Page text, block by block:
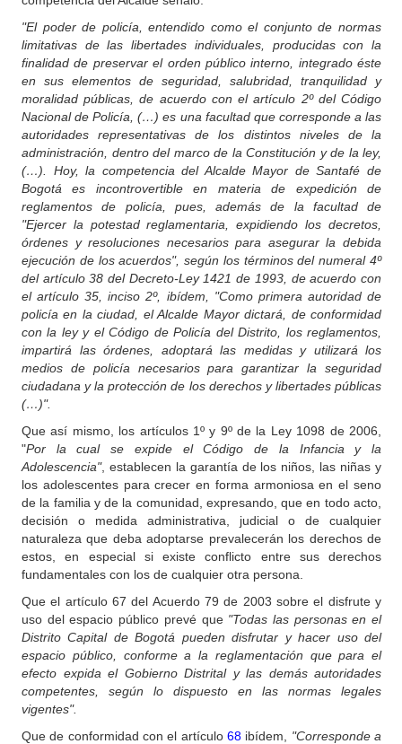
"El poder de policía, entendido como el conjunto de normas
limitativas de las libertades individuales, producidas con la
finalidad de preservar el orden público interno, integrado éste
en sus elementos de seguridad, salubridad, tranquilidad y
moralidad públicas, de acuerdo con el artículo 2º del Código
Nacional de Policía, (…) es una facultad que corresponde a las
autoridades representativas de los distintos niveles de la
administración, dentro del marco de la Constitución y de la ley,
(…). Hoy, la competencia del Alcalde Mayor de Santafé de
Bogotá es incontrovertible en materia de expedición de
reglamentos de policía, pues, además de la facultad de
"Ejercer la potestad reglamentaria, expidiendo los decretos,
órdenes y resoluciones necesarios para asegurar la debida
ejecución de los acuerdos", según los términos del numeral 4º
del artículo 38 del Decreto-Ley 1421 de 1993, de acuerdo con
el artículo 35, inciso 2º, ibídem, "Como primera autoridad de
policía en la ciudad, el Alcalde Mayor dictará, de conformidad
con la ley y el Código de Policía del Distrito, los reglamentos,
impartirá las órdenes, adoptará las medidas y utilizará los
medios de policía necesarios para garantizar la seguridad
ciudadana y la protección de los derechos y libertades públicas
(…)".
Que así mismo, los artículos 1º y 9º de la Ley 1098 de 2006,
"Por la cual se expide el Código de la Infancia y la
Adolescencia", establecen la garantía de los niños, las niñas y
los adolescentes para crecer en forma armoniosa en el seno
de la familia y de la comunidad, expresando, que en todo acto,
decisión o medida administrativa, judicial o de cualquier
naturaleza que deba adoptarse prevalecerán los derechos de
estos, en especial si existe conflicto entre sus derechos
fundamentales con los de cualquier otra persona.
Que el artículo 67 del Acuerdo 79 de 2003 sobre el disfrute y
uso del espacio público prevé que "Todas las personas en el
Distrito Capital de Bogotá pueden disfrutar y hacer uso del
espacio público, conforme a la reglamentación que para el
efecto expida el Gobierno Distrital y las demás autoridades
competentes, según lo dispuesto en las normas legales
vigentes".
Que de conformidad con el artículo 68 ibídem, "Corresponde a